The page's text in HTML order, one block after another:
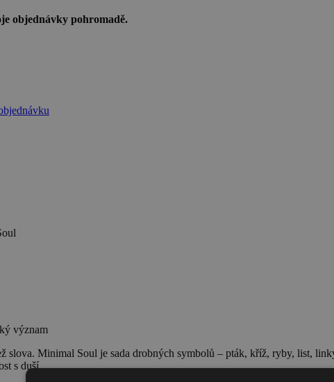
objednávky pohromadě.
význam
slova. Minimal Soul je sada drobných symbolů – pták, kříž, ryby, list,
s duší.